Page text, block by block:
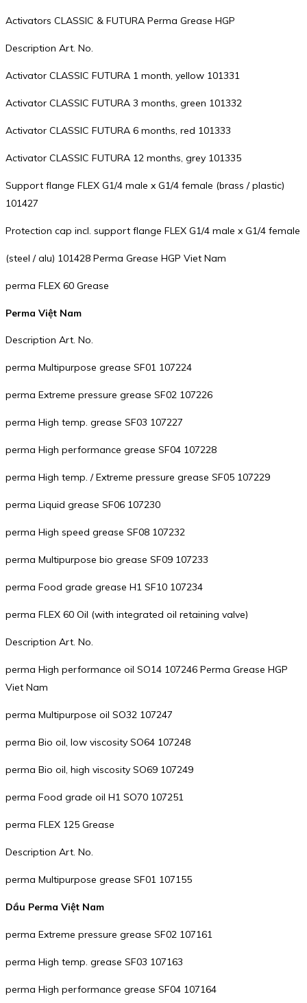
Activators CLASSIC & FUTURA Perma Grease HGP
Description Art. No.
Activator CLASSIC FUTURA 1 month, yellow 101331
Activator CLASSIC FUTURA 3 months, green 101332
Activator CLASSIC FUTURA 6 months, red 101333
Activator CLASSIC FUTURA 12 months, grey 101335
Support flange FLEX G1/4 male x G1/4 female (brass / plastic)
101427
Protection cap incl. support flange FLEX G1/4 male x G1/4 female
(steel / alu) 101428 Perma Grease HGP Viet Nam
perma FLEX 60 Grease
Perma Việt Nam
Description Art. No.
perma Multipurpose grease SF01 107224
perma Extreme pressure grease SF02 107226
perma High temp. grease SF03 107227
perma High performance grease SF04 107228
perma High temp. / Extreme pressure grease SF05 107229
perma Liquid grease SF06 107230
perma High speed grease SF08 107232
perma Multipurpose bio grease SF09 107233
perma Food grade grease H1 SF10 107234
perma FLEX 60 Oil (with integrated oil retaining valve)
Description Art. No.
perma High performance oil SO14 107246 Perma Grease HGP
Viet Nam
perma Multipurpose oil SO32 107247
perma Bio oil, low viscosity SO64 107248
perma Bio oil, high viscosity SO69 107249
perma Food grade oil H1 SO70 107251
perma FLEX 125 Grease
Description Art. No.
perma Multipurpose grease SF01 107155
Dầu Perma Việt Nam
perma Extreme pressure grease SF02 107161
perma High temp. grease SF03 107163
perma High performance grease SF04 107164